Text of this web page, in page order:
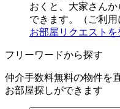
おくと、大家さん
できます。（ご利用
お部屋リクエストを
フリーワードから探す
仲介手数料無料の物件を
お部屋探しができます